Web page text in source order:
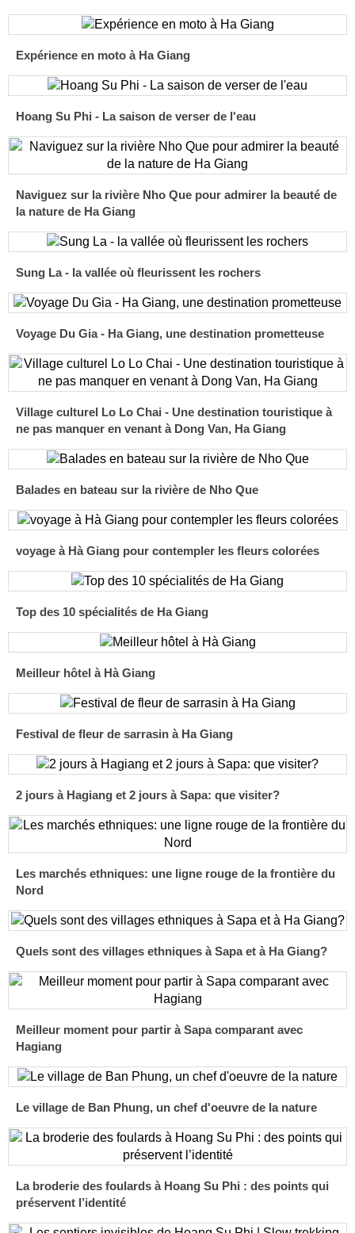
Expérience en moto à Ha Giang
Hoang Su Phi - La saison de verser de l'eau
Naviguez sur la rivière Nho Que pour admirer la beauté de
la nature de Ha Giang
Sung La - la vallée où fleurissent les rochers
Voyage Du Gia - Ha Giang, une destination prometteuse
Village culturel Lo Lo Chai - Une destination touristique à
ne pas manquer en venant à Dong Van, Ha Giang
Balades en bateau sur la rivière de Nho Que
voyage à Hà Giang pour contempler les fleurs colorées
Top des 10 spécialités de Ha Giang
Meilleur hôtel à Hà Giang
Festival de fleur de sarrasin à Ha Giang
2 jours à Hagiang et 2 jours à Sapa: que visiter?
Les marchés ethniques: une ligne rouge de la frontière du
Nord
Quels sont des villages ethniques à Sapa et à Ha Giang?
Meilleur moment pour partir à Sapa comparant avec
Hagiang
Le village de Ban Phung, un chef d'oeuvre de la nature
La broderie des foulards à Hoang Su Phi : des points qui
préservent l’identité